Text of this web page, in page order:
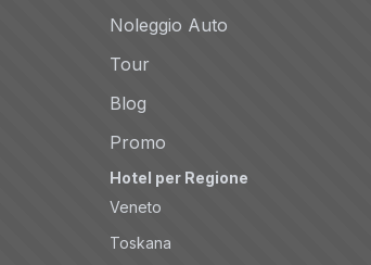
Noleggio Auto
Tour
Blog
Promo
Hotel per Regione
Veneto
Toskana